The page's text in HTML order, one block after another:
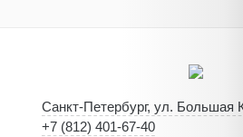
Санкт-Петербург, ул. Большая
+7 (812) 401-67-40